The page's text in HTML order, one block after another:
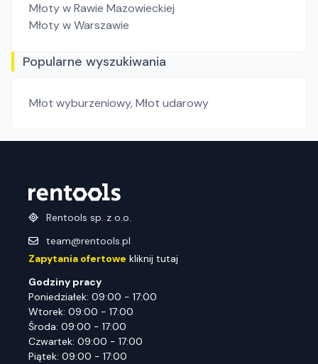
Młotyw Rawie Mazowieckiej
Młotyw Warszawie
Popularne wyszukiwania
Młot wyburzeniowy,Młot udarowy
Rentools sp. z o.o.
team@rentools.pl
Zapytania ofertowe kliknij tutaj
Godziny pracy
Poniedziałek: 09:00 - 17:00
Wtorek: 09:00 - 17:00
Środa: 09:00 - 17:00
Czwartek: 09:00 - 17:00
Piątek: 09:00 - 17:00